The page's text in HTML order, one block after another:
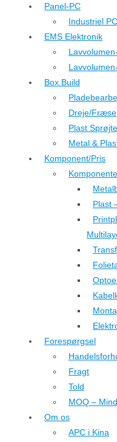
Panel-PC
Industriel
EMS Elektronik
Box Build
Dreje/Fræse
Plast
Metal &
Komponent/Pris
Plast
Forespørgsel
Fragt
Told
MOQ –
Om os
APC i Kina